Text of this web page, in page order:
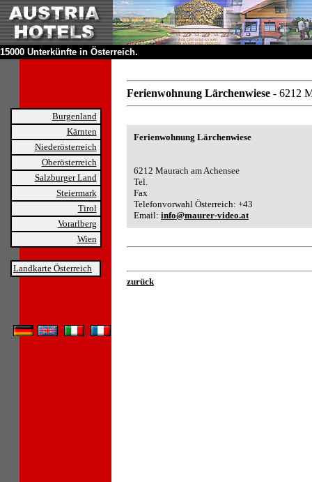
15000 Unterkünfte in Österreich.
Burgenland
Kärnten
Niederösterreich
Oberösterreich
Salzburger Land
Steiermark
Tirol
Vorarlberg
Wien
Landkarte Österreich
Ferienwohnung Lärchenwiese - 6212
Ferienwohnung Lärchenwiese
6212 Maurach am Achensee
Tel.
Fax
Telefonvorwahl Österreich: +43
Email: info@maurer-video.at
zurück